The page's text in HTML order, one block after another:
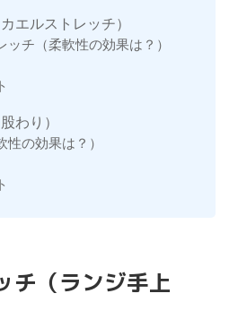
エルストレッチ）
ッチ（柔軟性の効果は？）
わり）
性の効果は？）
チ（ランジ手上